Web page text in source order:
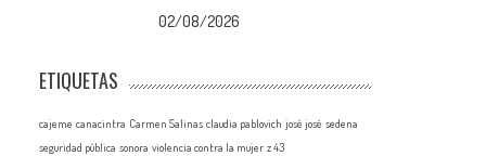
02/08/2026
ETIQUETAS
cajeme canacintra Carmen Salinas claudia pablovich josé josé sedena
seguridad pública sonora violencia contra la mujer z 43